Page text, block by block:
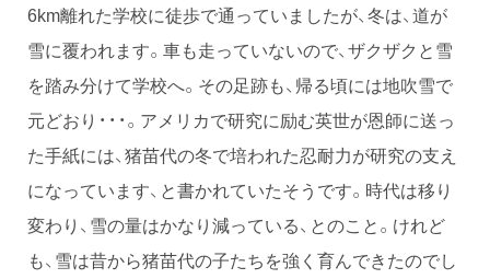
6km離れた学校に徒歩で通っていましたが、冬は、道が
雪に覆われます。車も走っていないので、ザクザクと雪
を踏み分けて学校へ。その足跡も、帰る頃には地吹雪で
元どおり・・・。アメリカで研究に励む英世が恩師に送っ
た手紙には、猪苗代の冬で培われた忍耐力が研究の支え
になっています、と書かれていたそうです。時代は移り
変わり、雪の量はかなり減っている、とのこと。けれど
も、雪は昔から猪苗代の子たちを強く育んできたのでし